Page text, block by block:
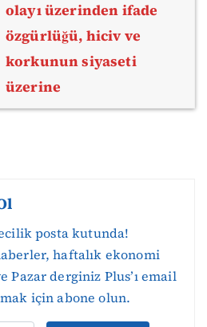
olayı üzerinden ifade
özgürlüğü, hiciv ve
korkunun siyaseti
üzerine
posta kutunda!
haftalık ekonomi
Pazar derginiz Plus’ı email
için abone olun.